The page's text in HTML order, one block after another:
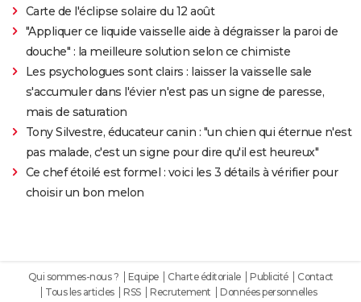
Carte de l'éclipse solaire du 12 août
"Appliquer ce liquide vaisselle aide à dégraisser la paroi de
douche" : la meilleure solution selon ce chimiste
Les psychologues sont clairs : laisser la vaisselle sale
s'accumuler dans l'évier n'est pas un signe de paresse,
mais de saturation
Tony Silvestre, éducateur canin : "un chien qui éternue n'est
pas malade, c'est un signe pour dire qu'il est heureux"
Ce chef étoilé est formel : voici les 3 détails à vérifier pour
choisir un bon melon
Qui sommes-nous ? Equipe Charte éditoriale Publicité
Contact
Tous les articles
RSS Recrutement
Données personnelles